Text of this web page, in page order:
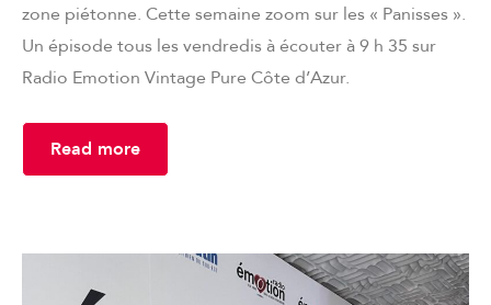
zone piétonne. Cette semaine zoom sur les « Panisses ».
Un épisode tous les vendredis à écouter à 9 h 35 sur
Radio Emotion Vintage Pure Côte d’Azur.
Read more